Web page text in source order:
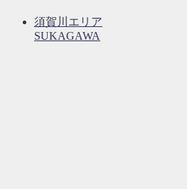
須賀川エリア
SUKAGAWA